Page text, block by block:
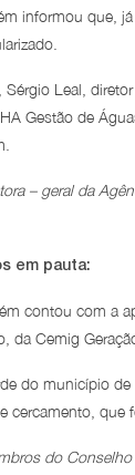
informou que,
Sérgio Leal,
Gestão de
– geral da
em pauta:
contou com a
da Cemig
do município
cercamento, que
do Conselho